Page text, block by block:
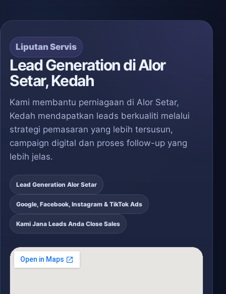
Liputan Servis
Lead Generation di Alor
Setar, Kedah
Kami membantu perniagaan di Alor Setar,
Kedah mendapatkan leads berkualiti melalui
strategi pemasaran yang lebih tersusun,
campaign digital dan proses follow-up yang
lebih jelas.
Lead Generation Alor Setar
Google, Facebook, Instagram & TikTok Ads
Kami Jana Leads Anda Close Sales